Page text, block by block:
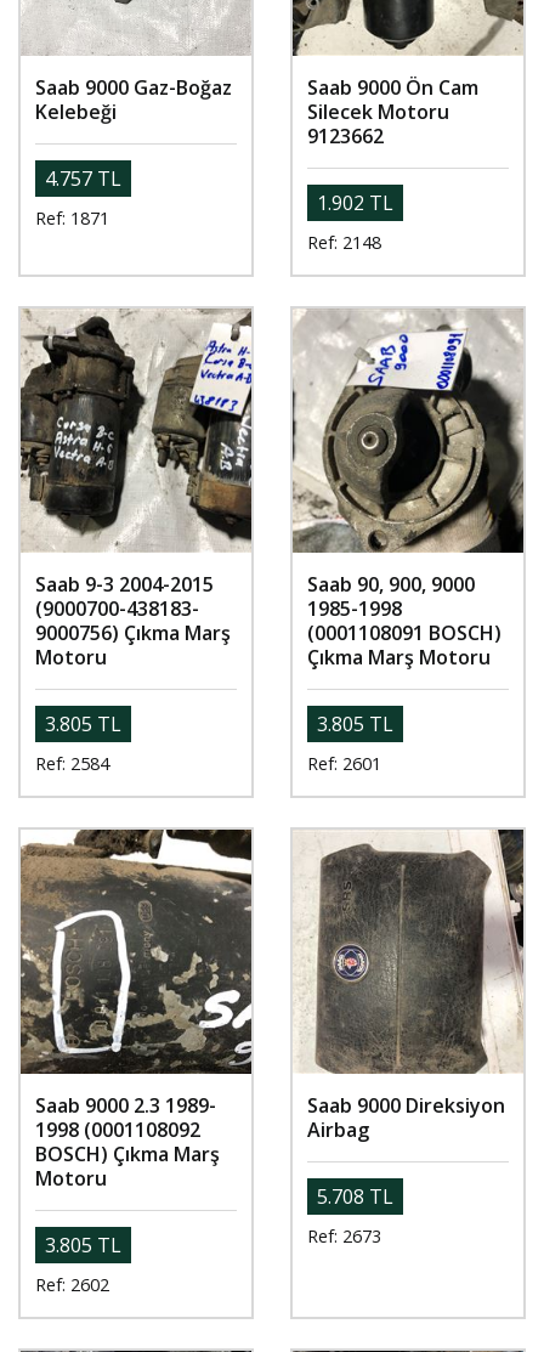
Saab 9000 Gaz-Boğaz
Kelebeği
4.757 TL
Ref: 1871
Saab 9000 Ön Cam
Silecek Motoru
9123662
1.902 TL
Ref: 2148
Saab 9-3 2004-2015
(9000700-438183-
9000756) Çıkma Marş
Motoru
3.805 TL
Ref: 2584
Saab 90, 900, 9000
1985-1998
(0001108091 BOSCH)
Çıkma Marş Motoru
3.805 TL
Ref: 2601
Saab 9000 2.3 1989-
1998 (0001108092
BOSCH) Çıkma Marş
Motoru
3.805 TL
Ref: 2602
Saab 9000 Direksiyon
Airbag
5.708 TL
Ref: 2673